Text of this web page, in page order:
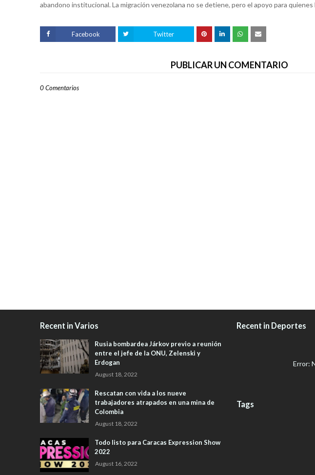
abandono institucional. La migración venezolana no se detiene, pero el apoyo para
Facebook Twitter
PUBLICAR UN COMENTARIO
0 Comentarios
Recent in Varios
Rusia bombardea Járkov previo a reunión
entre el jefe de la ONU, Zelenski y
Erdogan
August 18, 2022
Rescatan con vida a los nueve
trabajadores atrapados en una mina de
Colombia
August 18, 2022
Todo listo para Caracas Expression Show
2022
August 16, 2022
Recent in Deportes
Error:
Tags